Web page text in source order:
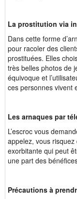
La prostitution via
Dans cette forme
pour racoler des
prostituées. Elles
très belles photos de
équivoque et
ces personnes vivent
Les arnaques par
L’escroc vous
appelez, vous
exorbitante qui peut
une part des
Précautions à